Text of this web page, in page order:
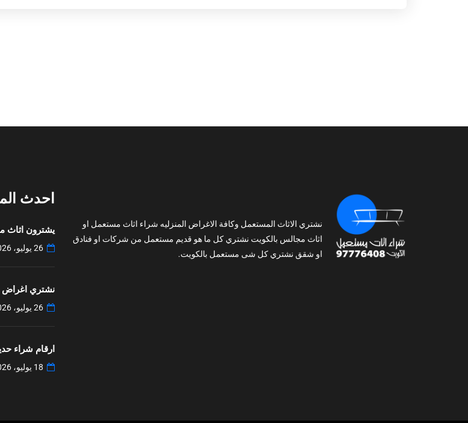
نشتري الاثاث المستعمل وكافة الاغراض المنزليه شراء اثاث مستعمل او
اثاث مجالس بالكويت نشتري كل ما هو قديم مستعمل من شركات او فنادق
او شقق نشتري كل شى مستعمل بالكويت.
احدث
يشترون اثاث
26 يوليو، 2026
نشتري اغراض
26 يوليو، 2026
ارقام شراء حديد
18 يوليو، 2026